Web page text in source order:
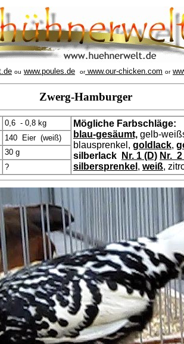
ou www.poules.de orwww.our-chicken.com or
Zwerg-Hamburger
0,6 - 0,8 kg
Mögliche Farbschläge:
blau-gesäumt, gelb-
blausprenkel, goldlack,
silberlack
Nr. 1 (D) Nr. 2
silbersprenkel , weiß,
140 Eier (weiß)
30 g
?